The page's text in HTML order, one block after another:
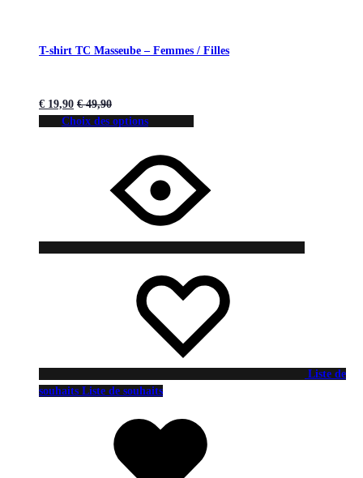
T-shirt TC Masseube – Femmes / Filles
€ 19,90 €49,90
Choix des options
Liste de
souhaits Liste de souhaits